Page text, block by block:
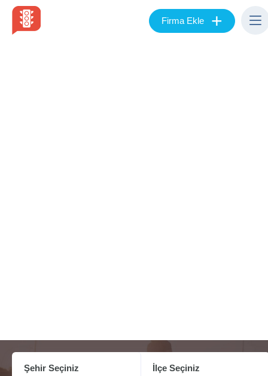
Firma Ekle +
Şehir Seçiniz İlçe Seçiniz